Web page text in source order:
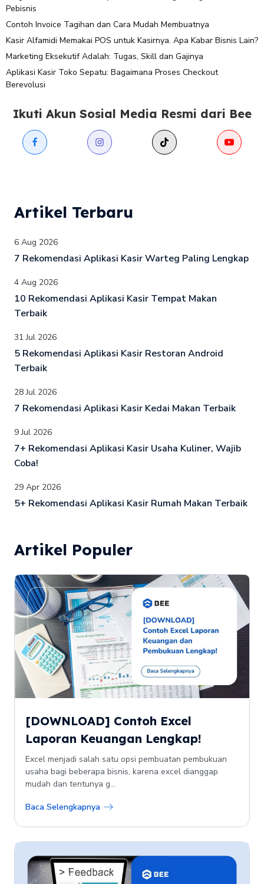
Pebisnis
Contoh Invoice Tagihan dan Cara Mudah Membuatnya
Kasir Alfamidi Memakai POS untuk Kasirnya. Apa Kabar Bisnis Lain?
Marketing Eksekutif Adalah: Tugas, Skill dan Gajinya
Aplikasi Kasir Toko Sepatu: Bagaimana Proses Checkout
Berevolusi
Ikuti Akun Sosial Media Resmi dari Bee
Artikel Terbaru
6 Aug 2026
7 Rekomendasi Aplikasi Kasir Warteg Paling Lengkap
4 Aug 2026
10 Rekomendasi Aplikasi Kasir Tempat Makan
Terbaik
31 Jul 2026
5 Rekomendasi Aplikasi Kasir Restoran Android
Terbaik
28 Jul 2026
7 Rekomendasi Aplikasi Kasir Kedai Makan Terbaik
9 Jul 2026
7+ Rekomendasi Aplikasi Kasir Usaha Kuliner, Wajib
Coba!
29 Apr 2026
5+ Rekomendasi Aplikasi Kasir Rumah Makan Terbaik
Artikel Populer
[DOWNLOAD] Contoh Excel
Laporan Keuangan Lengkap!
Excel menjadi salah satu opsi pembuatan pembukuan
usaha bagi beberapa bisnis, karena excel dianggap
mudah dan tentunya g...
Baca Selengkapnya